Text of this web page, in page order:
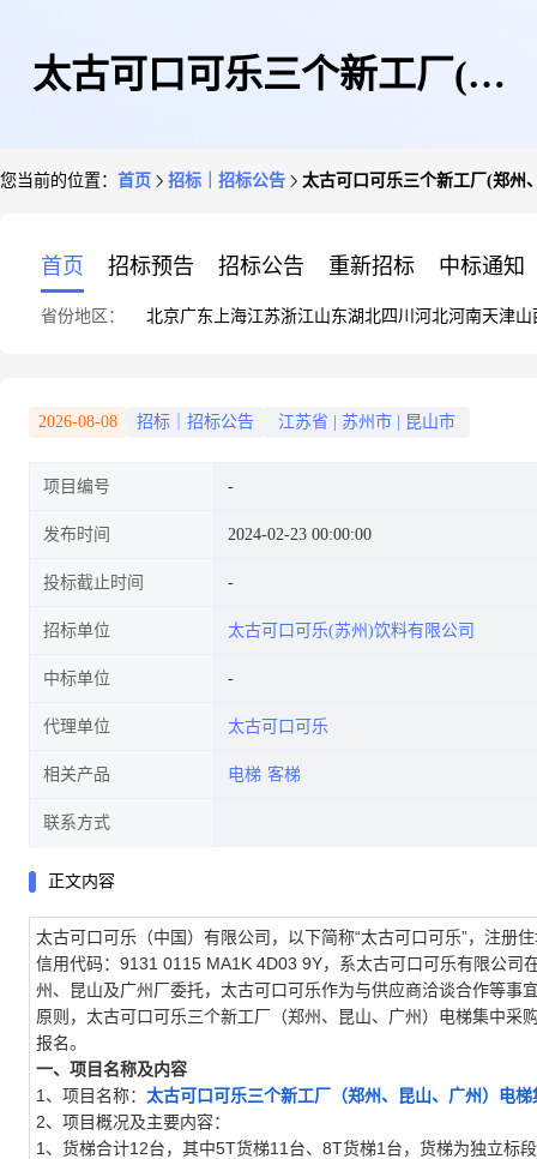
太古可口可乐三个新工厂(郑
您当前的位置： 首页 招标｜招标公告 太古可口可乐三个新工厂(郑州
首页 招标预告 招标公告 重新招标 中标通知
省份地区： 北京广东 上海江苏浙江山东湖北四川 河北河南天津山
2026-08-08 招标｜招标公告 江苏省 苏州市 昆山市
项目编号
发布时间 2024-02-23 00:00:00
投标截止时间
招标单位 太古可口可乐(苏州)饮料有限公司
中标单位
代理单位 太古可口可乐
相关产品 电梯 客梯
联系方式
正文内容
太古可口可乐（中国）有限公司，以下简称“太古可口可乐”，注册
信用代码：9131 0115 MA1K 4D03 9Y，系太古可口可乐有限公
州、昆山及广州厂委托，太古可口可乐作为与供应商洽谈合作等
原则，太古可口可乐三个新工厂（郑州、昆山、广州）电梯集中
报名。
一、项目名称及内容
1、项目名称： 太古可口可乐三个新工厂（郑州、昆山、广州）电
2、项目概况及主要内容：
1、货梯合计12台，其中5T货梯11台、8T货梯1台，货梯为独立标